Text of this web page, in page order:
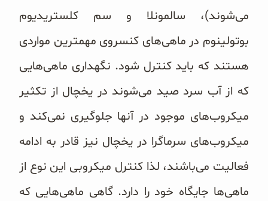
می‌‌شوند)، سالمونلا و سم کلستریدیوم
بوتولینوم در ماهی‌های کنسروی مهمترین مواردی
هستند که باید کنترل شود. نگهداری ماهی‌هایی
که از آب سرد صید می‌‌شوند در یخچال از تکثیر
میکروب‌‌های موجود در آنها جلوگیری نمی‌کند و
میکروب‌های سرماگرا در یخچال نیز قادر به ادامه
فعالیت می‌‌باشند، لذا کنترل میکروبی این نوع از
ماهی‌ها جایگاه خود را دارد. گاهی ماهی‌هایی که